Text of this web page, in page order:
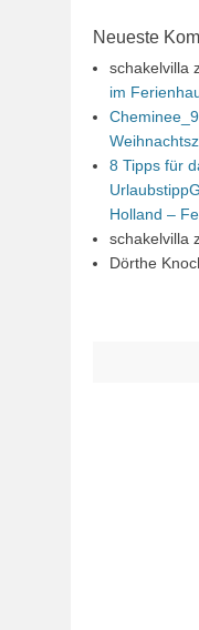
Neueste
schakelvilla
im
8 Tipps für
Holland –
schakelvilla
Dörthe